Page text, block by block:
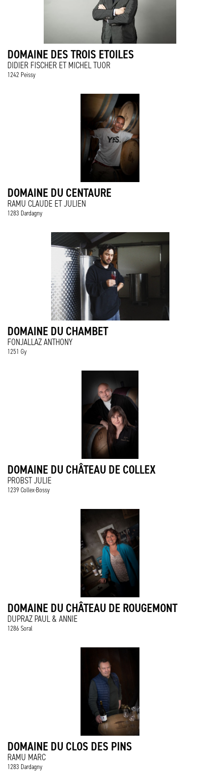
DOMAINE DES TROIS ETOILES
DIDIER FISCHER ET MICHEL TUOR
1242 Peissy
DOMAINE DU CENTAURE
RAMU CLAUDE ET JULIEN
1283 Dardagny
DOMAINE DU CHAMBET
FONJALLAZ ANTHONY
1251 Gy
DOMAINE DU CHÂTEAU DE COLLEX
PROBST JULIE
1239 Collex-Bossy
DOMAINE DU CHÂTEAU DE ROUGEMONT
DUPRAZ PAUL & ANNIE
1286 Soral
DOMAINE DU CLOS DES PINS
RAMU MARC
1283 Dardagny